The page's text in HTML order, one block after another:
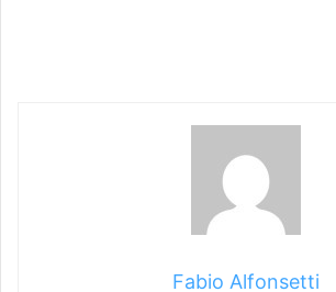
Fabio Alfonsetti